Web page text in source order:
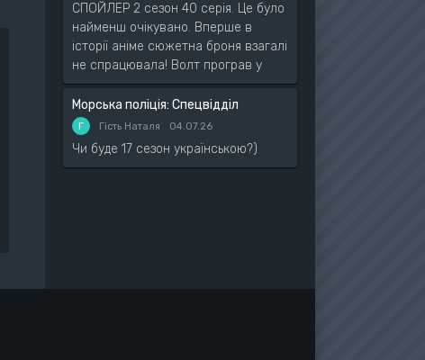
СПОЙЛЕР 2 сезон 40 серія. Це було
найменш очікувано. Вперше в
історії аніме сюжетна броня взагалі
не спрацювала! Волт програв у
Морська поліція: Спецвідділ
Г Гість Наталя 04.07.26
Чи буде 17 сезон українською?)